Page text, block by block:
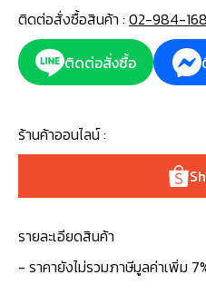
ติดต่อสั่งซื้อสินค้า : 02-984-
ติดต่อสั่งซื้อ
ร้านค้าออนไลน์ :
รายละเอียดสินค้า
- ราคายังไม่รวมภาษีมูลค่าเพิ่ม